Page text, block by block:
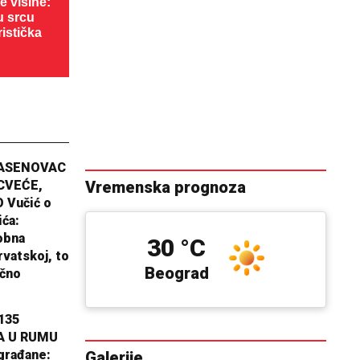
srcu
Vučić o
to
U RUMU
Vremenska prognoza
Beograd
30 °C